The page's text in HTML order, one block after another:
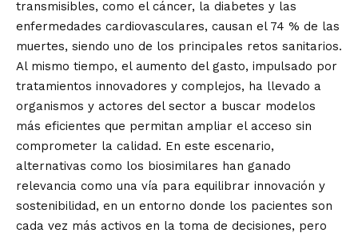
transmisibles, como el cáncer, la diabetes y las
enfermedades cardiovasculares, causan el 74 % de las
muertes, siendo uno de los principales retos sanitarios.
Al mismo tiempo, el aumento del gasto, impulsado por
tratamientos innovadores y complejos, ha llevado a
organismos y actores del sector a buscar modelos
más eficientes que permitan ampliar el acceso sin
comprometer la calidad. En este escenario,
alternativas como los biosimilares han ganado
relevancia como una vía para equilibrar innovación y
sostenibilidad, en un entorno donde los pacientes son
cada vez más activos en la toma de decisiones, pero